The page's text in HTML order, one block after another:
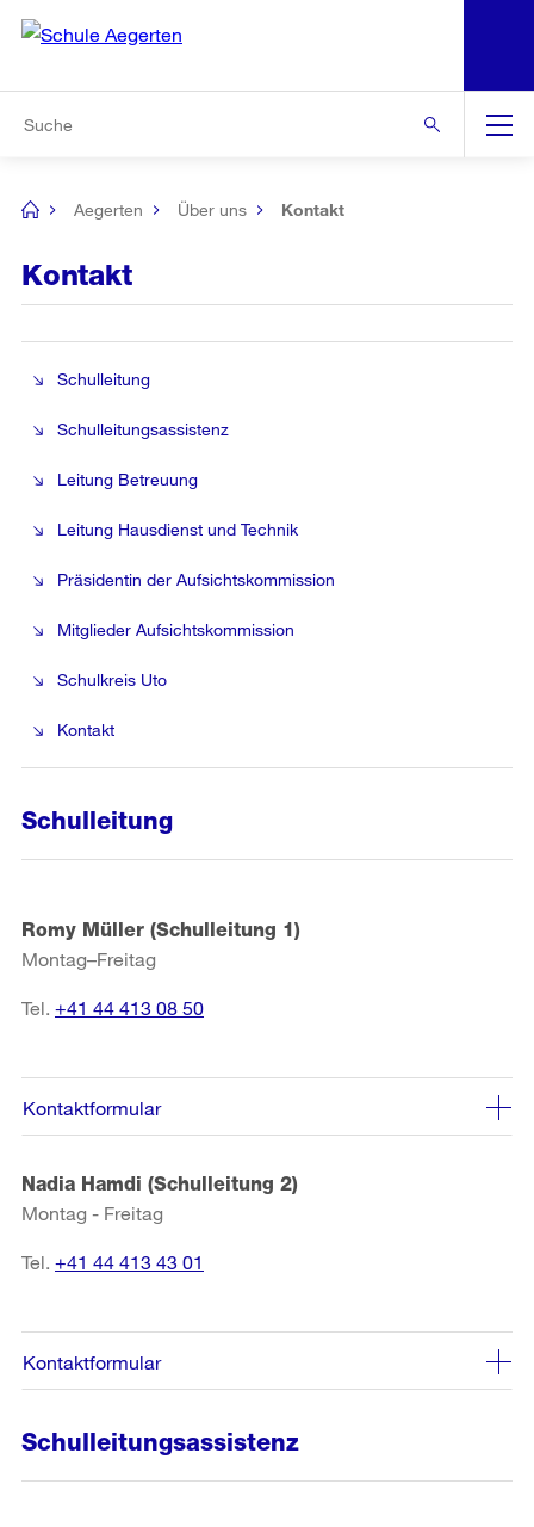
Navigation
[no
Aegerten Über uns Kontakt
Kontakt
Schulleitung
Schulleitungsassistenz
Leitung Betreuung
Leitung Hausdienst und Technik
Präsidentin der Aufsichtskommission
Mitglieder Aufsichtskommission
Schulkreis Uto
Kontakt
Schulleitung
Romy Müller (Schulleitung 1)
Montag–Freitag
Tel. +41 44 413 08 50
Kontaktformular
Nadia Hamdi (Schulleitung 2)
Montag - Freitag
Tel. +41 44 413 43 01
Kontaktformular
Schulleitungsassistenz